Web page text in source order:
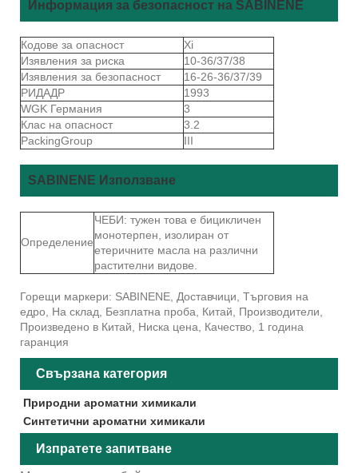
Информация за безопасност на SABINENE
Кодове за опасност
Xi
Изявления за риска
10-36/37/38
Изявления за безопасност
16-26-36/37/39
РИДАДР
1993
WGK Германия
3
Клас на опасност
3.2
PackingGroup
III
SABINENE Използване
Определение
ЧЕБИ: тужен това е бицикличен
монотерпен, изолиран от
етеричните масла на различни
растителни видове.
Горещи маркери: SABINENE, Доставчици, Търговия на
едро, На склад, Безплатна проба, Китай, Производители,
Произведено в Китай, Ниска цена, Качество, 1 година
гаранция
Свързана категория
Природни ароматни химикали
Синтетични ароматни химикали
Изпратете запитване